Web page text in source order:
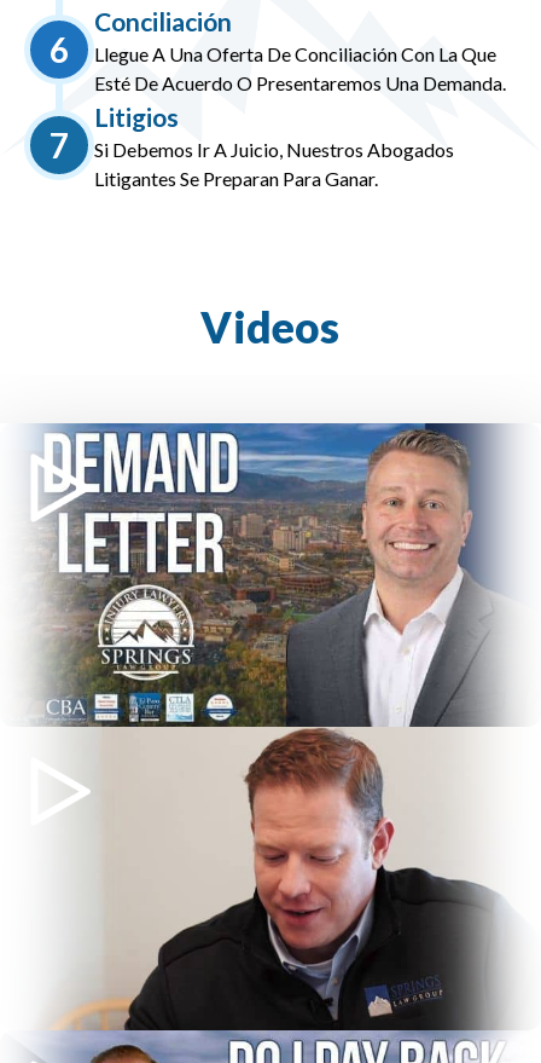
6
Conciliación
Llegue A Una Oferta De Conciliación Con La Que
Esté De Acuerdo O Presentaremos Una Demanda.
7
Litigios
Si Debemos Ir A Juicio, Nuestros Abogados
Litigantes Se Preparan Para Ganar.
Videos